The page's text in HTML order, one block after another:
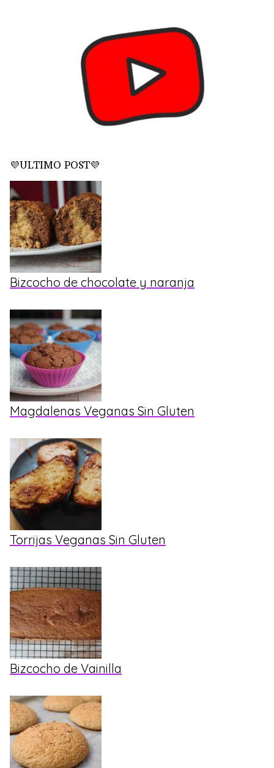
💜ULTIMO POST💜
Bizcocho de chocolate y naranja
Magdalenas Veganas Sin Gluten
Torrijas Veganas Sin Gluten
Bizcocho de Vainilla